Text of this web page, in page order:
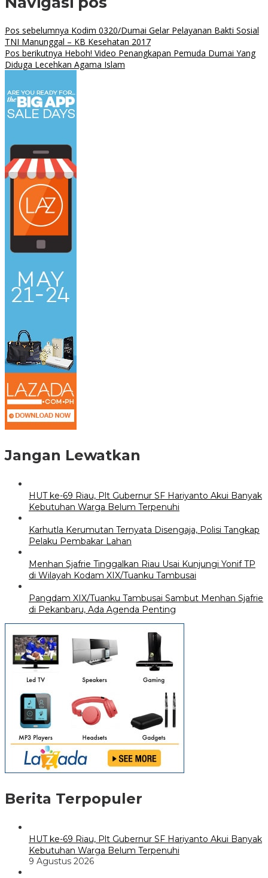
Pos sebelumnya Kodim 0320/Dumai Gelar Pelayanan Bakti Sosial
TNI Manunggal – KB Kesehatan 2017
Pos berikutnya Heboh! Video Penangkapan Pemuda Dumai Yang
Diduga Lecehkan Agama Islam
Jangan Lewatkan
HUT ke-69 Riau, Plt Gubernur SF Hariyanto Akui Banyak
Kebutuhan Warga Belum Terpenuhi
Karhutla Kerumutan Ternyata Disengaja, Polisi Tangkap
Pelaku Pembakar Lahan
Menhan Sjafrie Tinggalkan Riau Usai Kunjungi Yonif TP
di Wilayah Kodam XIX/Tuanku Tambusai
Pangdam XIX/Tuanku Tambusai Sambut Menhan Sjafrie
di Pekanbaru, Ada Agenda Penting
Berita Terpopuler
HUT ke-69 Riau, Plt Gubernur SF Hariyanto Akui Banyak
Kebutuhan Warga Belum Terpenuhi
9 Agustus 2026